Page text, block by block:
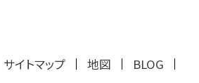
サイトマップ 地図
BLOG